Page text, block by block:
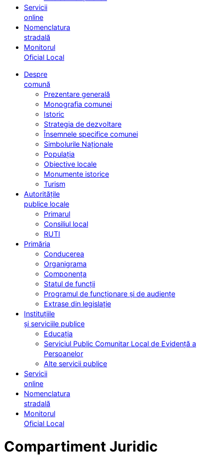
Servicii
online
Nomenclatura
stradală
Monitorul
Oficial Local
Despre
comună
Prezentare generală
Monografia comunei
Istoric
Strategia de dezvoltare
Însemnele specifice comunei
Simbolurile Naționale
Populația
Obiective locale
Monumente istorice
Turism
Autoritățile
publice locale
Primarul
Consiliul local
RUTI
Primăria
Conducerea
Organigrama
Componența
Statul de funcții
Programul de funcționare și de audiențe
Extrase din legislație
Instituțiile
și serviciile publice
Educația
Serviciul Public Comunitar Local de Evidență a
Persoanelor
Alte servicii publice
Servicii
online
Nomenclatura
stradală
Monitorul
Oficial Local
Compartiment Juridic